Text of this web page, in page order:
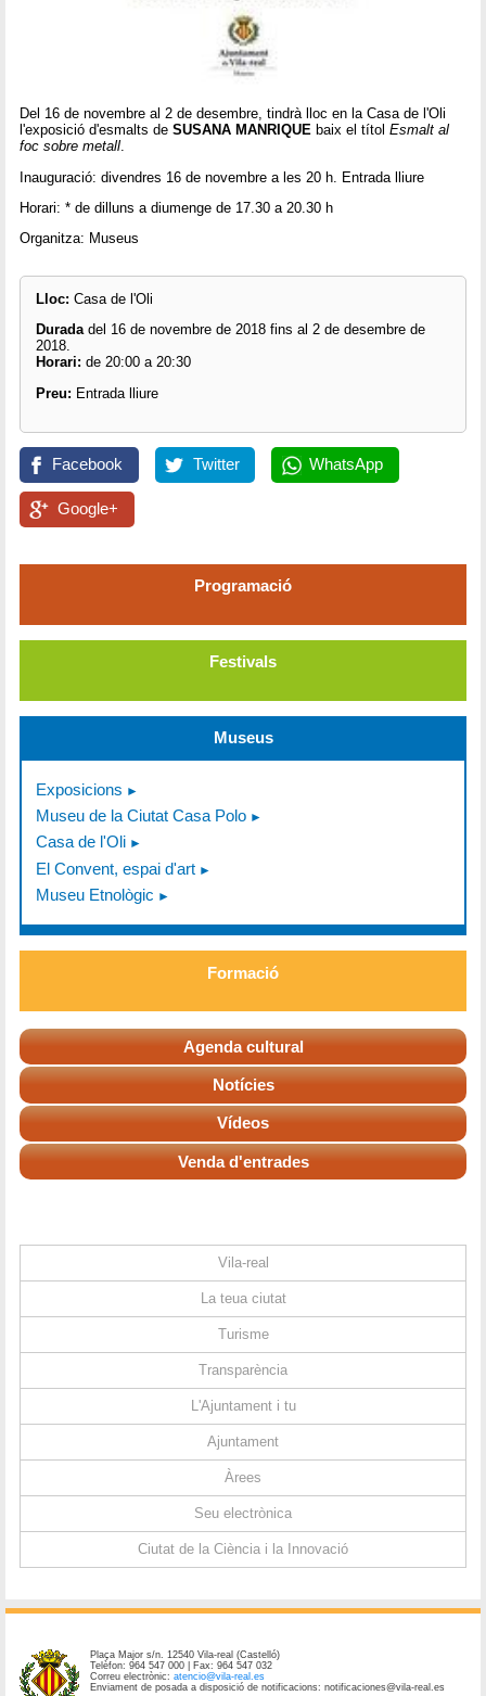
Del 16 de novembre al 2 de desembre, tindrà lloc en la Casa de l'Oli
l'exposició d'esmalts deSUSANA MANRIQUE baix el títolEsmalt al
foc sobre metall.
Inauguració: divendres 16 de novembre a les 20 h. Entrada lliure
Horari: * de dilluns a diumenge de 17.30 a 20.30 h
Organitza: Museus
Lloc: Casa de l'Oli
Durada del 16 de novembre de 2018 fins al 2 de desembre de
2018.
Horari: de 20:00 a 20:30
Preu: Entrada lliure
Facebook Twitter WhatsApp
Google+
Programació
Festivals
Museus
Exposicions
Museu de la Ciutat Casa Polo
Casa de l'Oli
El Convent, espai d'art
Museu Etnològic
Formació
Agenda cultural
Notícies
Vídeos
Venda d'entrades
Vila-real
La teua ciutat
Turisme
Transparència
L'Ajuntament i tu
Ajuntament
Àrees
Seu electrònica
Ciutat de la Ciència i la Innovació
Plaça Major s/n. 12540 Vila-real (Castelló)
Telèfon: 964 547 000 | Fax: 964 547 032
Correu electrònic:atencio@vila-real.es
Enviament de posada a disposició de notificacions: notificaciones@vila-real.es